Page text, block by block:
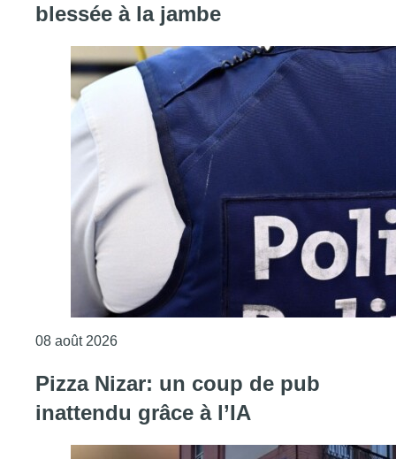
blessée à la jambe
08 août 2026Consulter l'article "Coups de feu sur fond
Pizza Nizar: un coup de pub
inattendu grâce à l’IA